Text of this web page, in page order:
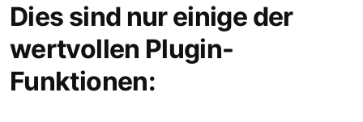
Dies sind nur einige der
wertvollen Plugin-
Funktionen: